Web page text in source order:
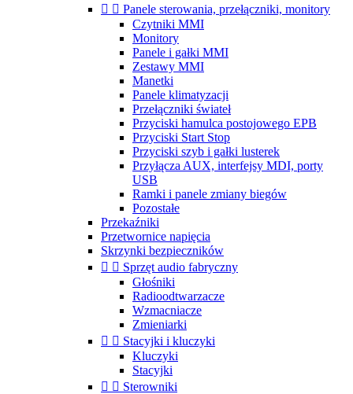
  Panele sterowania, przełączniki, monitory
Czytniki MMI
Monitory
Panele i gałki MMI
Zestawy MMI
Manetki
Panele klimatyzacji
Przełączniki świateł
Przyciski hamulca postojowego EPB
Przyciski Start Stop
Przyciski szyb i gałki lusterek
Przyłącza AUX, interfejsy MDI, porty
USB
Ramki i panele zmiany biegów
Pozostałe
Przekaźniki
Przetwornice napięcia
Skrzynki bezpieczników
  Sprzęt audio fabryczny
Głośniki
Radioodtwarzacze
Wzmacniacze
Zmieniarki
  Stacyjki i kluczyki
Kluczyki
Stacyjki
  Sterowniki